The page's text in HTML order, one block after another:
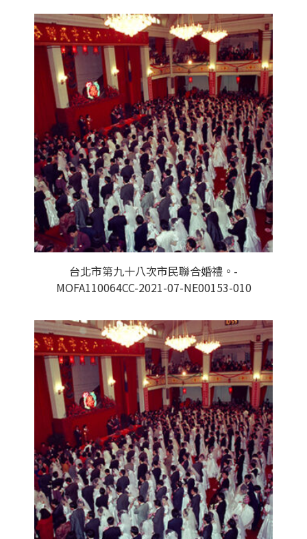
台北市第九十八次市民聯合婚禮。-
MOFA110064CC-2021-07-NE00153-010